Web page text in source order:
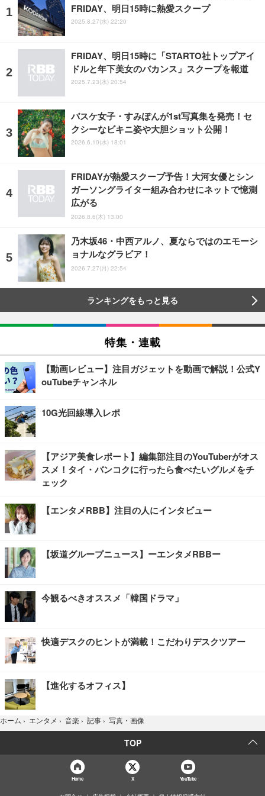
FRIDAY、明日15時に熱愛スクープ
2025.8.27(水) 22:20
FRIDAY、明日15時に「STARTO社トップアイ
ドルと年下美女のバカンス」スクープを報道
2025.7.23(水) 20:54
バスケ女子・すみぽんが1st写真集を発売！セ
クシーなビキニ姿や大胆ショット公開！
2026.6.10(水) 18:01
FRIDAYが熱愛スクープ予告！大河女優とシン
ガーソングライター組み合わせにネットで憶測
広がる
2026.8.6(木) 13:00
乃木坂46・中西アルノ、夏ならではのエモーシ
ョナルなグラビア！
2026.7.27(月) 22:54
ランキングをもっと見る
特集・連載
【動画レビュー】注目ガジェットを動画で解説！公式Y
ouTubeチャンネル
10G光回線導入レポ
【アジア美食レポート】編集部注目のYouTuberがオス
スメ！タイ・バンコクに行ったら食べたいグルメをチ
ェック
【エンタメRBB】注目の人にインタビュー
【坂道グループニュース】ーエンタメRBBー
今観るべきオススメ「韓国ドラマ」
快適デスクのヒントが満載！こだわりデスクツアー
【進化するオフィス】
ホーム › エンタメ › 音楽 › 記事 › 写真・画像
TOP
Home X YouTube